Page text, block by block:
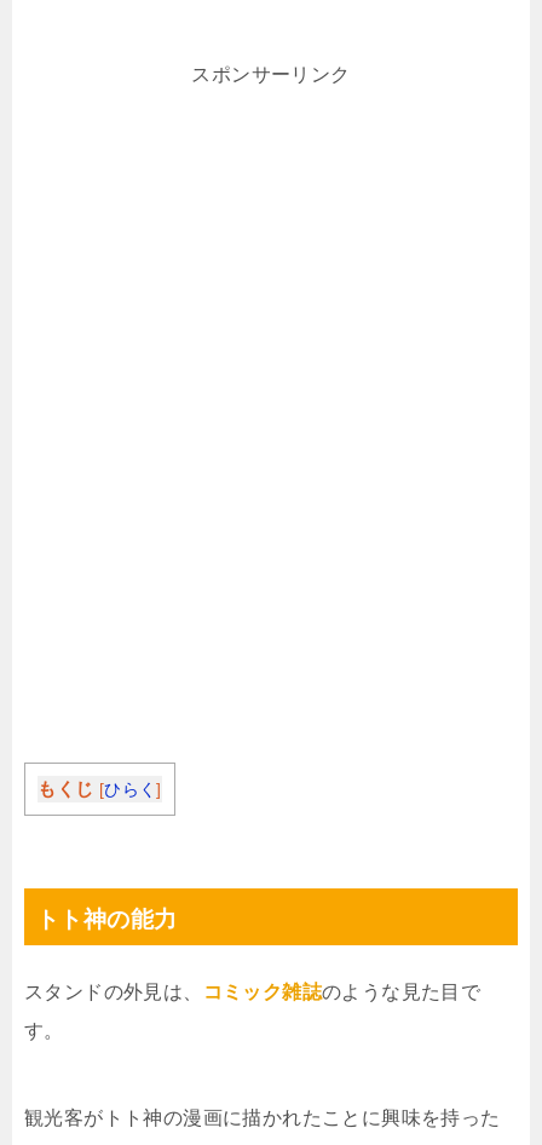
スポンサーリンク
もくじ [ひらく]
トト神の能力
スタンドの外見は、 コミック雑誌のような見た目で
す。
観光客がトト神の漫画に描かれたことに興味を持った